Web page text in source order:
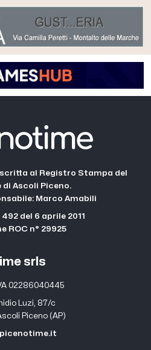
al Registro Stampa del
Ascoli Piceno.
Marco Amabili
del 6 aprile 2011
ROC n° 29925
srls
02286040445
Luzi, 87/c
Piceno (AP)